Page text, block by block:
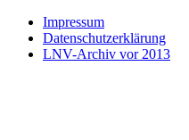
Impressum
Datenschutzerklärung
LNV-Archiv vor 2013